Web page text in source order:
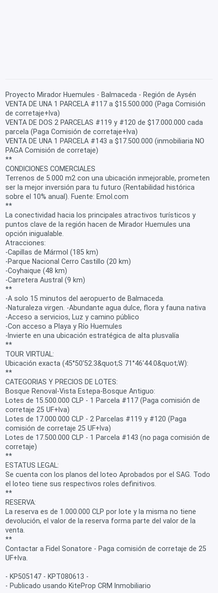
Proyecto Mirador Huemules - Balmaceda - Región de Aysén
VENTA DE UNA 1 PARCELA #117 a $15.500.000 (Paga Comisión
de corretaje+Iva)
VENTA DE DOS 2 PARCELAS #119 y #120 de $17.000.000 cada
parcela (Paga Comisión de corretaje+Iva)
VENTA DE UNA 1 PARCELA #143 a $17.500.000 (inmobiliaria NO
PAGA Comisión de corretaje)
**
CONDICIONES COMERCIALES
Terrenos de 5.000 m2 con una ubicación inmejorable, prometen
ser la mejor inversión para tu futuro (Rentabilidad histórica
sobre el 10% anual). Fuente: Emol.com
**
La conectividad hacia los principales atractivos turísticos y
puntos clave de la región hacen de Mirador Huemules una
opción inigualable.
Atracciones:
-Capillas de Mármol (185 km)
-Parque Nacional Cerro Castillo (20 km)
-Coyhaique (48 km)
-Carretera Austral (9 km)
**
-A solo 15 minutos del aeropuerto de Balmaceda.
-Naturaleza virgen. -Abundante agua dulce, flora y fauna nativa
-Acceso a servicios, Luz y camino público
-Con acceso a Playa y Río Huemules
-Invierte en una ubicación estratégica de alta plusvalía
**
TOUR VIRTUAL:
Ubicación exacta (45°50'52.3&quot;S 71°46'44.0&quot;W):
**
CATEGORIAS Y PRECIOS DE LOTES:
Bosque Renoval-Vista Estepa-Bosque Antiguo:
Lotes de 15.500.000 CLP - 1 Parcela #117 (Paga comisión de
corretaje 25 UF+Iva)
Lotes de 17.000.000 CLP - 2 Parcelas #119 y #120 (Paga
comisión de corretaje 25 UF+Iva)
Lotes de 17.500.000 CLP - 1 Parcela #143 (no paga comisión de
corretaje)
**
ESTATUS LEGAL:
Se cuenta con los planos del loteo Aprobados por el SAG. Todo
el loteo tiene sus respectivos roles definitivos.
**
RESERVA:
La reserva es de 1.000.000 CLP por lote y la misma no tiene
devolución, el valor de la reserva forma parte del valor de la
venta.
**
Contactar a Fidel Sonatore - Paga comisión de corretaje de 25
UF+Iva.
- KP505147 - KPT080613 -
- Publicado usando KiteProp CRM Inmobiliario